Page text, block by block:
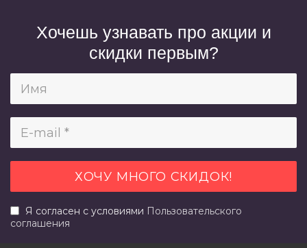
Хочешь узнавать про акции и
скидки первым?
Я согласен с условиями Пользовательского
соглашения